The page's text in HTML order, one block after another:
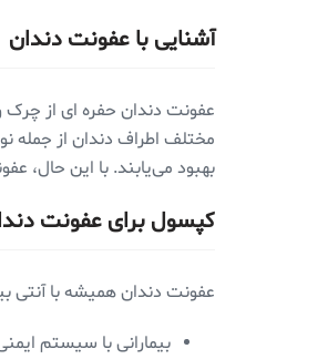
آشنایی با عفونت دندان
عفونت دندان حفره ای از چرک
مختلف اطراف دندان از جمله
بهبود می‌یابند. با این حال،
کپسول برای عفونت
عفونت دندان همیشه با آنتی
بیمارانی با سیستم